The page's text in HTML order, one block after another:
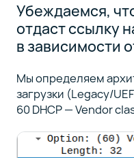
Убеждаемся,
отдаст ссылку
в зависимости
Мы определяем
загрузки (Legacy/
60 DHCP — Vendor